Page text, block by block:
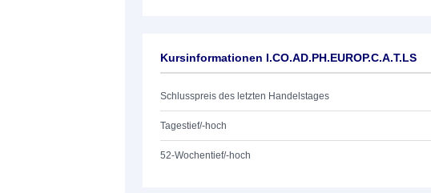
Kursinformationen I.CO.AD.PH.EUROP.C.A.T.LS
Schlusspreis des letzten Handelstages
Tagestief/-hoch
52-Wochentief/-hoch